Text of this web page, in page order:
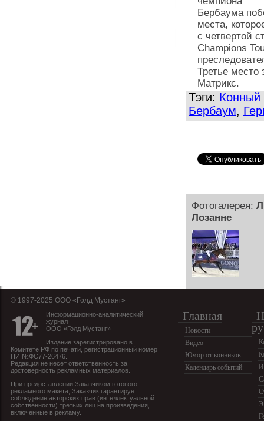
Бербаума
места,
с четвертой
Champions
Третье место
Матрикс.
Тэги: Конный
Бербаум,
Фотогалерея:
Лозанне
© 1997-2025 OOO «Голд Мустанг»
Информационно-аналитический
журнал
ООО «Голд Мустанг»
Издание зарегистрировано в
Комитете РФ по печати, регистрационный номер
ПИ №ФС77-26476.
Редакция не несет ответственность за
достоверность рекламных материалов.
При предоставлении Заказчиком готового
рекламного макета, Заказчик гарантирует
соблюдение авторских прав (интеллектуальной
собственности) третьих лиц на произведения,
включенные в рекламу.
Главная
Новости
Видео
Юмор от конников
Календарь событий